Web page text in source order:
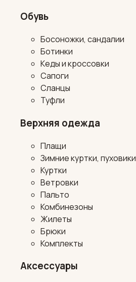
Обувь
Босоножки, сандалии
Ботинки
Кеды и кроссовки
Сапоги
Сланцы
Туфли
Верхняя одежда
Плащи
Зимние куртки, пуховики
Куртки
Ветровки
Пальто
Комбинезоны
Жилеты
Брюки
Комплекты
Аксессуары